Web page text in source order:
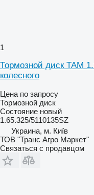
1
Тормозной диск TAM
колесного
Цена по запросу
Тормозной диск
Состояние новый
1.65.325/5110135SZ
Украина, м. Київ
ТОВ "Транс Агро Маркет"
Связаться с продавцом